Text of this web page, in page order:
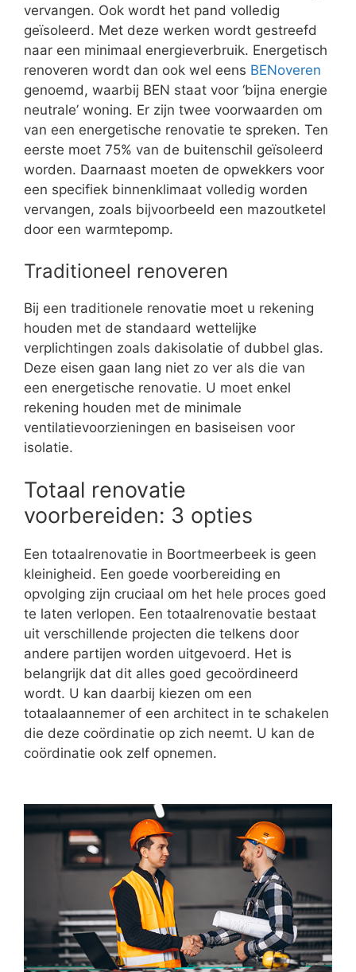
vervangen. Ook wordt het pand volledig
geïsoleerd. Met deze werken wordt gestreefd
naar een minimaal energieverbruik. Energetisch
renoveren wordt dan ook wel eens BENoveren
genoemd, waarbij BEN staat voor ‘bijna energie
neutrale’ woning. Er zijn twee voorwaarden om
van een energetische renovatie te spreken. Ten
eerste moet 75% van de buitenschil geïsoleerd
worden. Daarnaast moeten de opwekkers voor
een specifiek binnenklimaat volledig worden
vervangen, zoals bijvoorbeeld een mazoutketel
door een warmtepomp.
Traditioneel renoveren
Bij een traditionele renovatie moet u rekening
houden met de standaard wettelijke
verplichtingen zoals dakisolatie of dubbel glas.
Deze eisen gaan lang niet zo ver als die van
een energetische renovatie. U moet enkel
rekening houden met de minimale
ventilatievoorzieningen en basiseisen voor
isolatie.
Totaal renovatie
voorbereiden: 3 opties
Een totaalrenovatie in Boortmeerbeek is geen
kleinigheid. Een goede voorbereiding en
opvolging zijn cruciaal om het hele proces goed
te laten verlopen. Een totaalrenovatie bestaat
uit verschillende projecten die telkens door
andere partijen worden uitgevoerd. Het is
belangrijk dat dit alles goed gecoördineerd
wordt. U kan daarbij kiezen om een
totaalaannemer of een architect in te schakelen
die deze coördinatie op zich neemt. U kan de
coördinatie ook zelf opnemen.